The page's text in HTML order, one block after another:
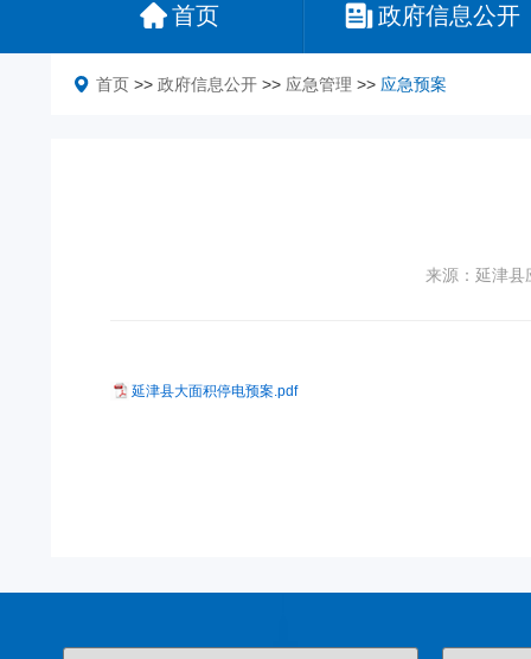
首页 政府信息公开
首页 >> 政府信息公开 >> 应急管理 >> 应急预案
来源：延津县
延津县大面积停电预案.pdf